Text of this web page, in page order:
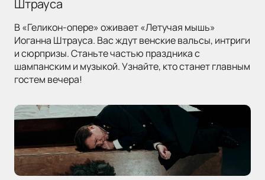
Штрауса
В «Геликон-опере» оживает «Летучая мышь»
Иоганна Штрауса. Вас ждут венские вальсы, интриги
и сюрпризы. Станьте частью праздника с
шампанским и музыкой. Узнайте, кто станет главным
гостем вечера!